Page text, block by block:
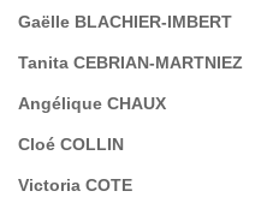
Gaëlle BLACHIER-IMBERT
Tanita CEBRIAN-MARTNIEZ
Angélique CHAUX
Cloé COLLIN
Victoria COTE